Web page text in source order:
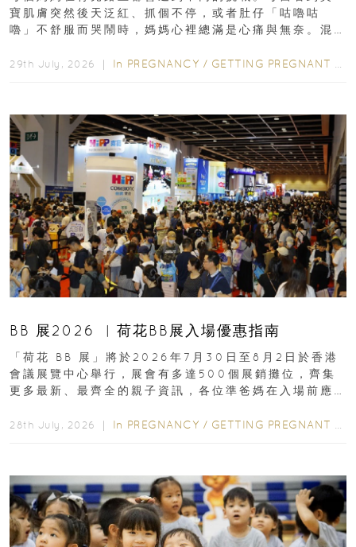
寶肌膚突然後天泛紅、抓個不停，或者肚仔「咕嚕咕
嚕」不舒服而哭鬧時，媽媽心裡總滿是心痛與無奈。混
29th July, 2026 ｜ In PREGNANCY / GETTING PREGNANT
BB 展2026 ︳荷花BB展入場優惠指南
「荷花 BB 展」將於2026年7月30日至8月2日於香港
會議展覽中心舉行，展會有多達500個展銷攤位，齊集
更多最新、最齊全的親子資訊，各位準爸媽在入場前應
28th July, 2026 ｜ In PREGNANCY / GETTING PREGNANT